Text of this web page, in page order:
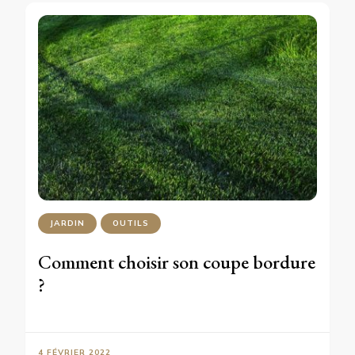
JARDIN OUTILS
Comment choisir son coupe bordure
?
4 FÉVRIER 2022